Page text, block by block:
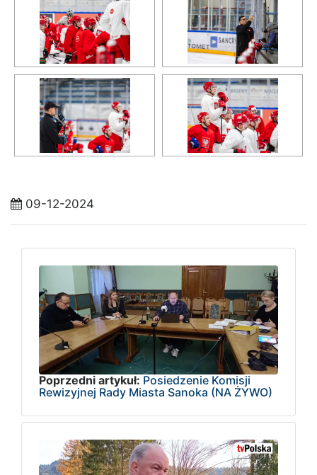
09-12-2024
Poprzedni artykuł: Posiedzenie Komisji
Rewizyjnej Rady Miasta Sanoka (NA ŻYWO)